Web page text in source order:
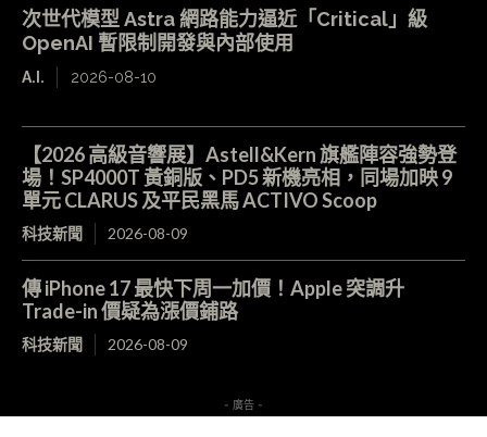
次世代模型 Astra 網路能力逼近「Critical」級
OpenAI 暫限制開發與內部使用
A.I. 2026-08-10
【2026 高級音響展】Astell&Kern 旗艦陣容強勢登
場！SP4000T 黃銅版、PD5 新機亮相，同場加映 9
單元 CLARUS 及平民黑馬 ACTIVO Scoop
科技新聞 2026-08-09
傳 iPhone 17 最快下周一加價！Apple 突調升
Trade-in 價疑為漲價鋪路
科技新聞 2026-08-09
- 廣告 -